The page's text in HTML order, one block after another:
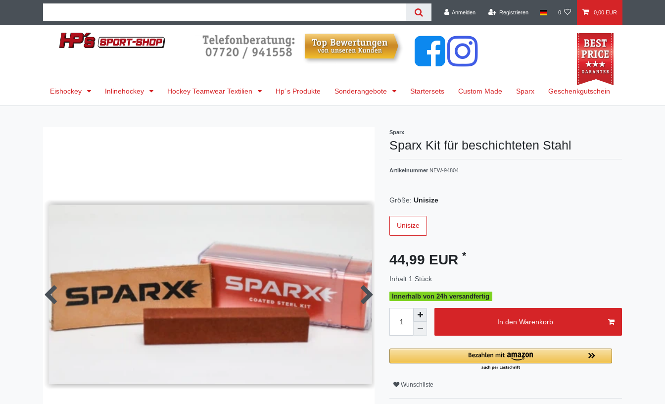
Anmelden Registrieren 0 0,00 EUR
Eishockey Inlinehockey Hockey Teamwear Textilien Hp´s Produkte Sonderangebote Startersets Custom Made Sparx Geschenkgutschein
Sparx
Sparx Kit für beschichteten Stahl
Artikelnummer NEW-94804
Größe: Unisize
Unisize
44,99 EUR *
Inhalt 1 Stück
Innerhalb von 24h versandfertig
In den Warenkorb
Wunschliste